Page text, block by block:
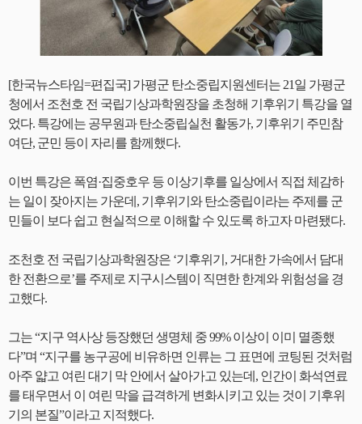
[한국뉴스타임=편집국] 가평군 탄소중립지원센터는 21일 가평군
청에서 조천호 전 국립기상과학원장을 초청해 기후위기 특강을 열
었다. 특강에는 공무원과 탄소중립실천 활동가, 기후위기 주민참
여단, 군민 등이 자리를 함께했다.
이번 특강은 폭염·집중호우 등 이상기후를 일상에서 직접 체감하
는 일이 잦아지는 가운데, 기후위기와 탄소중립이라는 주제를 군
민들이 보다 쉽고 현실적으로 이해할 수 있도록 하고자 마련됐다.
조천호 전 국립기상과학원장은 ‘기후위기, 거대한 가속에서 담대
한 전환으로’를 주제로 지구시스템이 직면한 한계와 위험성을 경
고했다.
그는 “지구 역사상 등장했던 생명체 중 99% 이상이 이미 멸종했
다”며 “지구를 농구공에 비유하면 인류는 그 표면에 코팅된 것처럼
아주 얇고 여린 대기 막 안에서 살아가고 있는데, 인간이 화석연료
를 태우면서 이 여린 막을 급격하게 변화시키고 있는 것이 기후위
기의 본질”이라고 지적했다.